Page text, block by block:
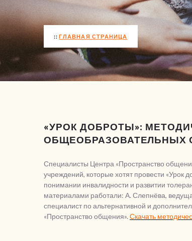
НОВОСТИ
ГЛАВНАЯ СТРАНИЦА
«УРОК ДОБРОТЫ»:
ОБЩЕОБРАЗОВАТЕЛЬНЫХ
Специалисты Центра «Пространство
учреждений, которые хотят провести «Урок
понимании инвалидности и развитии
материалами работали: А. Слепнёва,
специалист по альтернативной и
«Пространство общения». Скачать